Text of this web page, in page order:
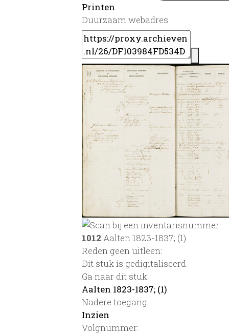
Printen
Duurzaam webadres
1012 Aalten 1823-1837; (1)
Reden geen uitleen:
Dit stuk is gedigitaliseerd
Ga naar dit stuk:
Aalten 1823-1837; (1)
Nadere toegang:
Inzien
Volgnummer: